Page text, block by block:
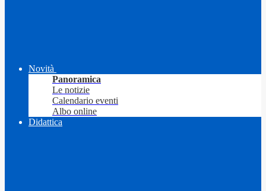
Novità
Panoramica
Le notizie
Calendario eventi
Albo online
Didattica